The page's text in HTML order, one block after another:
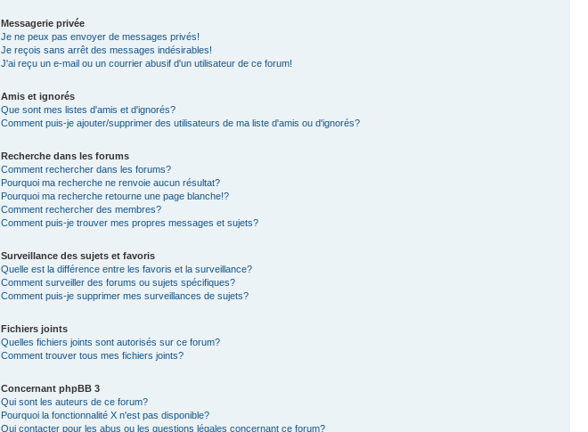
Messagerie privée
Je ne peux pas envoyer de messages privés!
Je reçois sans arrêt des messages indésirables!
J'ai reçu un e-mail ou un courrier abusif d'un utilisateur de ce forum!
Amis et ignorés
Que sont mes listes d'amis et d'ignorés?
Comment puis-je ajouter/supprimer des utilisateurs de ma liste d'amis ou d'ignorés?
Recherche dans les forums
Comment rechercher dans les forums?
Pourquoi ma recherche ne renvoie aucun résultat?
Pourquoi ma recherche retourne une page blanche!?
Comment rechercher des membres?
Comment puis-je trouver mes propres messages et sujets?
Surveillance des sujets et favoris
Quelle est la différence entre les favoris et la surveillance?
Comment surveiller des forums ou sujets spécifiques?
Comment puis-je supprimer mes surveillances de sujets?
Fichiers joints
Quelles fichiers joints sont autorisés sur ce forum?
Comment trouver tous mes fichiers joints?
Concernant phpBB 3
Qui sont les auteurs de ce forum?
Pourquoi la fonctionnalité X n'est pas disponible?
Qui contacter pour les abus ou les questions légales concernant ce forum?